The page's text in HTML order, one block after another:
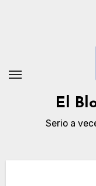
El
Serio a